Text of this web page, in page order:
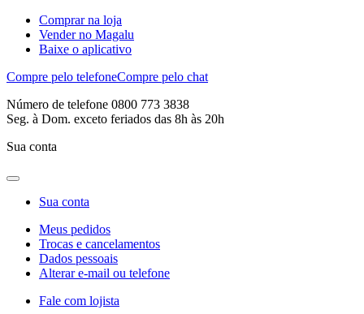
Comprar na loja
Vender no Magalu
Baixe o aplicativo
Compre pelo telefoneCompre pelo chat
Número de telefone 0800 773 3838
Seg. à Dom. exceto feriados das 8h às 20h
Sua conta
Sua conta
Meus pedidos
Trocas e cancelamentos
Dados pessoais
Alterar e-mail ou telefone
Fale com lojista